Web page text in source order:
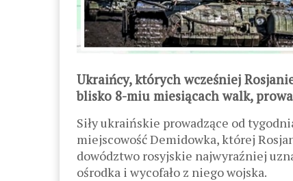
Ukraińcy, których wcześniej
blisko 8-miu miesiącach walk,
Siły ukraińskie prowadzące od
miejscowość Demidowka, której
dowództwo rosyjskie najwyraźniej
ośrodka i wycofało z niego wojska.